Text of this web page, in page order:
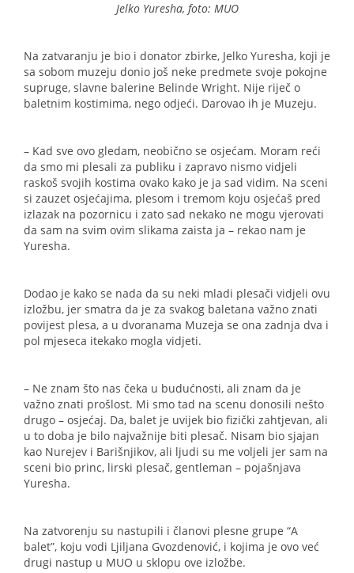
Jelko Yuresha, foto: MUO
Na zatvaranju je bio i donator zbirke, Jelko Yuresha, koji je
sa sobom muzeju donio još neke predmete svoje pokojne
supruge, slavne balerine Belinde Wright. Nije riječ o
baletnim kostimima, nego odjeći. Darovao ih je Muzeju.
– Kad sve ovo gledam, neobično se osjećam. Moram reći
da smo mi plesali za publiku i zapravo nismo vidjeli
raskoš svojih kostima ovako kako je ja sad vidim. Na sceni
si zauzet osjećajima, plesom i tremom koju osjećaš pred
izlazak na pozornicu i zato sad nekako ne mogu vjerovati
da sam na svim ovim slikama zaista ja – rekao nam je
Yuresha.
Dodao je kako se nada da su neki mladi plesači vidjeli ovu
izložbu, jer smatra da je za svakog baletana važno znati
povijest plesa, a u dvoranama Muzeja se ona zadnja dva i
pol mjeseca itekako mogla vidjeti.
– Ne znam što nas čeka u budućnosti, ali znam da je
važno znati prošlost. Mi smo tad na scenu donosili nešto
drugo – osjećaj. Da, balet je uvijek bio fizički zahtjevan, ali
u to doba je bilo najvažnije biti plesač. Nisam bio sjajan
kao Nurejev i Barišnjikov, ali ljudi su me voljeli jer sam na
sceni bio princ, lirski plesač, gentleman – pojašnjava
Yuresha.
Na zatvorenju su nastupili i članovi plesne grupe “A
balet”, koju vodi Ljiljana Gvozdenović, i kojima je ovo već
drugi nastup u MUO u sklopu ove izložbe.